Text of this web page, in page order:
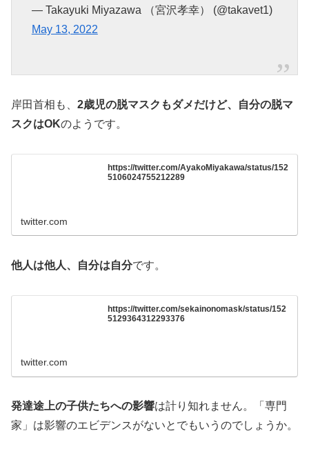
— Takayuki Miyazawa （宮沢孝幸） (@takavet1)
May 13, 2022
岸田首相も、 2歳児の脱マスクもダメだけど、自分の脱マ
スクはOKのようです。
https://twitter.com/AyakoMiyakawa/status/152
5106024755212289
twitter.com
他人は他人、自分は自分です。
https://twitter.com/sekainonomask/status/152
5129364312293376
twitter.com
発達途上の子供たちへの影響は計り知れません。「専門
家」は影響のエビデンスがないとでもいうのでしょうか。